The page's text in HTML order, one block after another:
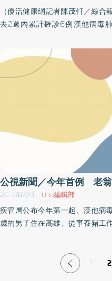
遭鼠糞尿污染帶有病毒飛揚的
即可能受到感染，潛伏期約數
下背痛、嘔吐、不等程度出血
住、不讓鼠吃，良好的環境衛
良方，因此，疾管署請民眾平
庫、儲藏室等老鼠容易窩藏的空
先用漂白水或酒精先行噴灑，待
（優活健康網記者陳茂軒／綜
去2週內累計確診6例漢他病毒
染者皆曾於6月至7月中旬期間
National Park），其中5人曾待
管局已掌握曾在該公園住宿的8名
呼籲曾於今年暑假期間到過優勝
齒類動物的排泄物或遭受其咬傷
儘速就醫並主動告知醫師相關動
獲得妥適的治療。疾管局指出，
症候群感染病例，截至2011年
36％死亡；四分之三的感染病例
今共有13例漢他病毒症候群確定
病毒肺症候群，其餘12例皆為漢
是由攜帶病毒的老鼠傳播，存在
中，一旦吸入或接觸遭病毒污
物咬到，就可能受到感染引起漢
症狀可分為「漢他病毒出血熱
痛、倦怠、腹痛、下背痛、噁心
腎臟；「漢他病毒肺症候群」潛
公視新聞／今年首例 老
2012/07/13 Uho編輯部
疾管局公布今年第一起、漢他病
歲的男子住在高雄、從事養豬工
是老鼠，人類感染之後、死亡率
境衛生。※新聞內容與影音由 公視
1 2